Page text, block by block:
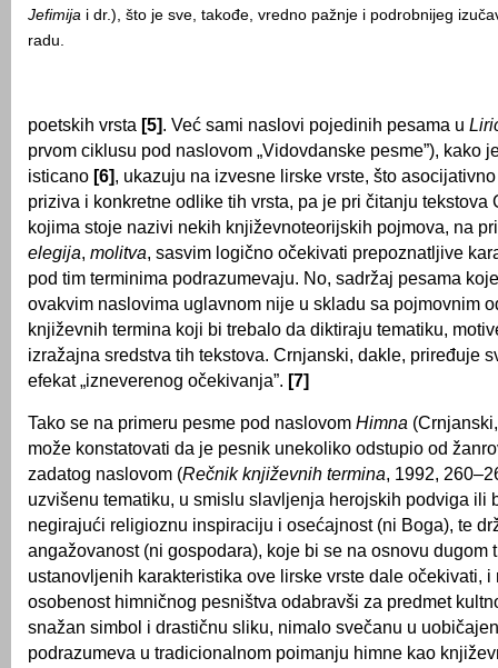
Jefimija i dr.), što je sve, takođe, vredno pažnje i podrobnijeg
radu.
poetskih vrsta [5]. Već sami naslovi pojedinih pesama u
prvom ciklusu pod naslovom „Vidovdanske pesme”), kako
isticano [6], ukazuju na izvesne lirske vrste, što
priziva i konkretne odlike tih vrsta, pa je pri čitanju tekstova
kojima stoje nazivi nekih književnoteorijskih pojmova, na
elegija, molitva, sasvim logično očekivati prepoznatljive
pod tim terminima podrazumevaju. No, sadržaj pesama
ovakvim naslovima uglavnom nije u skladu sa pojmovnim
književnih termina koji bi trebalo da diktiraju tematiku,
izražajna sredstva tih tekstova. Crnjanski, dakle, priređuje
efekat „izneverenog očekivanja”. [7]
Tako se na primeru pesme pod naslovom Himna
može konstatovati da je pesnik unekoliko odstupio od
zadatog naslovom (Rečnik književnih termina, 1992,
uzvišenu tematiku, u smislu slavljenja herojskih podviga ili
negirajući religioznu inspiraciju i osećajnost (ni Boga), te
angažovanost (ni gospodara), koje bi se na osnovu dugom
ustanovljenih karakteristika ove lirske vrste dale očekivati, i
osobenost himničnog pesništva odabravši za predmet
snažan simbol i drastičnu sliku, nimalo svečanu u
podrazumeva u tradicionalnom poimanju himne kao